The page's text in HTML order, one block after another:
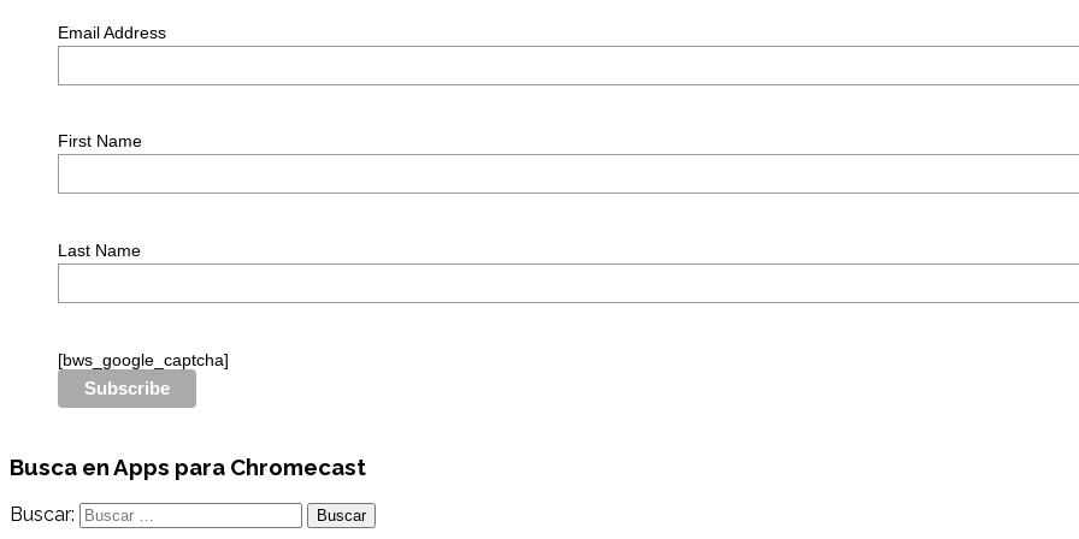
Email Address
First Name
Last Name
[bws_google_captcha]
Busca en Apps para Chromecast
Buscar: